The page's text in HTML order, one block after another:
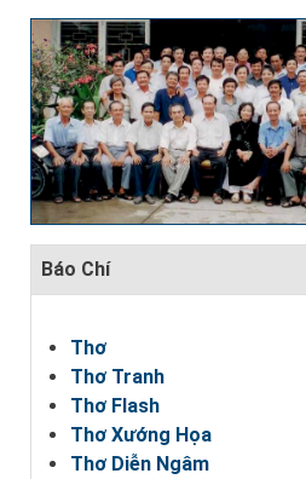
Báo Chí
Thơ
Thơ Tranh
Thơ Flash
Thơ Xướng Họa
Thơ Diễn Ngâm